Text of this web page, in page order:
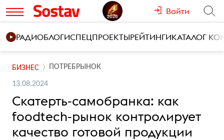
Войти
РАДИОБЛОГИСПЕЦПРОЕКТЫРЕЙТИНГИКАТАЛОГ
БИЗНЕС ПОТРЕБРЫНОК
13.08.2024
Скатерть-самобранка: как
foodtech-рынок контролирует
качество готовой продукции